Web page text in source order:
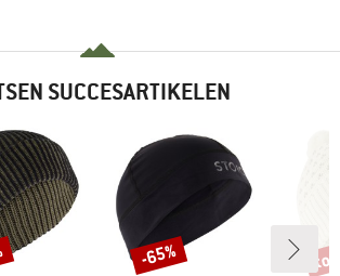
SUCCESARTIKELEN
Korting
-65%